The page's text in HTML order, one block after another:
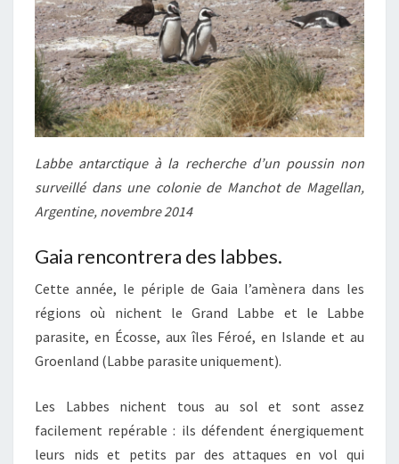
Labbe antarctique à la recherche d’un poussin non
surveillé dans une colonie de Manchot de Magellan,
Argentine, novembre 2014
Gaia rencontrera des labbes.
Cette année, le périple de Gaia l’amènera dans les
régions où nichent le Grand Labbe et le Labbe
parasite, en Écosse, aux îles Féroé, en Islande et au
Groenland (Labbe parasite uniquement).
Les Labbes nichent tous au sol et sont assez
facilement repérable : ils défendent énergiquement
leurs nids et petits par des attaques en vol qui